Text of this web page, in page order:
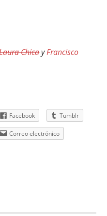
ChicayFrancisco
Facebook Tumblr
Correo electrónico